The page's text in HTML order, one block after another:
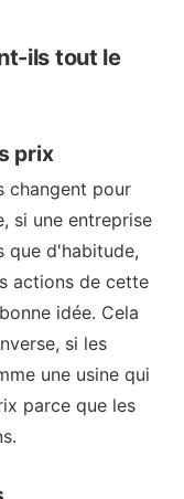
ils tout le
prix
changent pour
si une entreprise
que d'habitude,
actions de cette
idée. Cela
si les
une usine qui
parce que les